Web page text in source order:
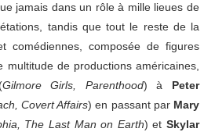
jamais dans un rôle à mille lieues de
tandis que tout le reste de la
comédiennes, composée de figures
multitude de productions américaines,
Gilmore Girls, Parenthood) à Peter
Covert Affairs) en passant par Mary
The Last Man on Earth) et Skylar